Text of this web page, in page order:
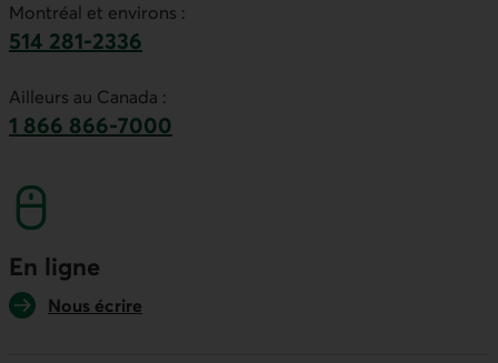
Montréal et environs :
514 281-2336
Ailleurs au Canada :
1 866 866-7000
En ligne
Nous écrire